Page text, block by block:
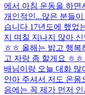
에서 아침 운동을 하면
개인적인...많은 분들
습니다 17년도에 했었
지 며칠 지나지 않아
ㅎㅎ 올해는 밝고 행복
고 자랑 좀 할게요 ㅎ
배님이랑 오늘 대화 많
안아 주셔서 저도 온
음에는 꼭 제가 먼저